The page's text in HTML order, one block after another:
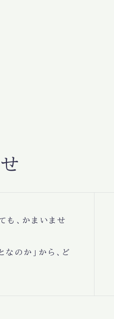
も、かまいませ
なのか」から、ど